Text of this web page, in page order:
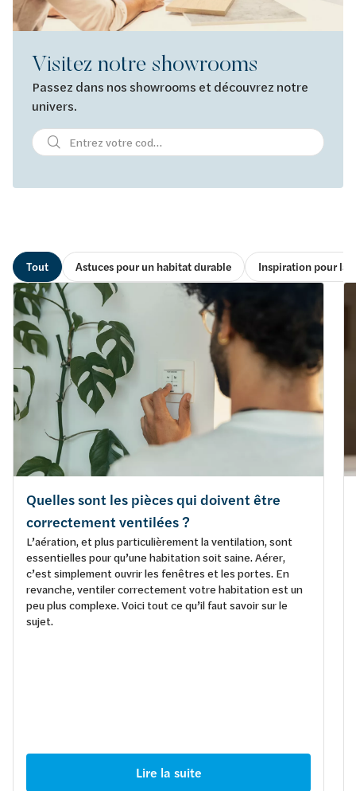
Visitez notre showrooms
Passez dans nos showrooms et découvrez notre
univers.
Tout Astuces pour un habitat durable Inspiration pour la
Quelles sont les pièces qui doivent être
correctement ventilées ?
L’aération, et plus particulièrement la ventilation, sont
essentielles pour qu’une habitation soit saine. Aérer,
c’est simplement ouvrir les fenêtres et les portes. En
revanche, ventiler correctement votre habitation est un
peu plus complexe. Voici tout ce qu’il faut savoir sur le
sujet.
Lire la suite